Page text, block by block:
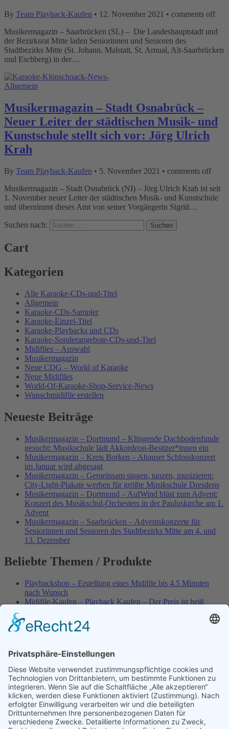
By Team Playback-Kaufen • 12. November 2021 • comments off
Musikermagazin – Saarbrücken (SL) – Die Landeshauptstadt und
der Bezirksrat Mitte laden Seniorinnen und Senioren des
Stadtbezirks Mitte (St. Johann, Malstatt, St. Arnual, Alt-Saarbrücken
und Eschberg) in der…
Allgemein
Musikermagazin – Stadt Osnabrück –
Neuer Leiter der städtischen Musik- und
Kunstschule stellt sich vor: Jörg Ulrich
Krah
By Team Playback-Kaufen • 5. November 2021 • comments off
Musikermagazin – Stadt Osnabrück (NI) – Jörg Ulrich Krah ist seit
1. November neuer Leiter der städtischen Musik- und Kunstschule
und übernimmt dieses Amt von seiner Vorgängerin Sigrid…
Suchen nach:
Cart
Kategorien
Alle Karaoke-CDs-und-Titel
Allgemein
Karaoke-CDs-Sampler
Karaoke-Einzel-Titel
Karaoke-Playbacks und CDs
Karaoke-Sonderangebote-CDs-und-Titel
Midifiles – Auswahl
Musikermagazin
Neue CDG – World of Karaoke
Neue Midifiles
World-Of-Karaoke-Shop-Service-News
Wunschmidifile erstellen
Neueste Beiträge
Musikermagazin – Dortmund – Klingende Dachbodenfunde
gesucht: Musikschule lädt Akkordeon-Besitzer*innen ein
Musikermagazin – Kreis Borken – Ahauser Schlosskonzert
im Januar wird abgesagt
Musikermagazin – Gemeinsam singen, tanzen, musizieren:
City-Light-Plakate werben für größte Musikschule Dresdens
Musikermagazin – Dortmund – AufWind bläst zum Advent:
Konzert des Musikschul-Orchesters in der Pauluskirche am 1.
Advent
Musikermagazin – Saarbrücken – Adventskonzerte für
Seniorinnen und Senioren des Stadtbezirks Mitte am 4. und
13. Dezember
Beliebte Themen / Produkte
Playbackshop – Erstellung eines Midifile bis 4.5 Minuten
nach Wunsch
Midifile-Kaufen – Playback Kaufen – Der Preis ist heiß
Best of Karaoke – Roy Black – Playbacks – Absolute Rarität
World-of-Karaoke – Midifiles kaufen – Ich baue Dein
Playbackshop – Erstellung eines Wunschmidifile bis 3.5
Minuten
10 Spanische All-TIME Sommerhits als Karaoke-Playbacks –
Absolute Klassiker
Dein AKTUELLER Warenkorb
Playbackshop – Erstellung eines Wunschmidifile bis 3.0
Minuten